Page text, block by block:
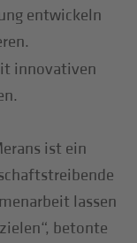
entwickeln
innovativen
ist ein
lassen
betonte